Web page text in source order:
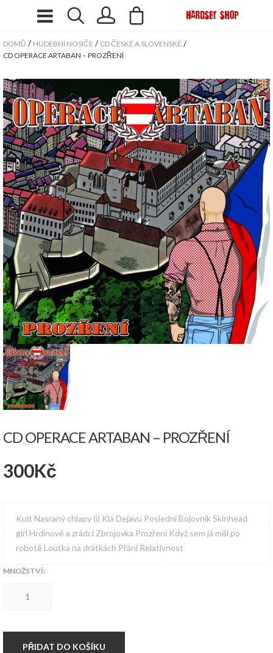
DOMŮ / HUDEBNÍ NOSIČE / CD ČESKÉ A SLOVENSKÉ /
CD OPERACE ARTABAN – PROZŘENÍ
CD OPERACE ARTABAN – PROZŘENÍ
300Kč
Kult Nasraný chlapy (i) Klá Dejavu Poslední Bojovník Skinhead
girl Hrdinové a zrádci Zbrojovka Prozření Když sem já měl po
robotě Loutka na drátkách Přání Relativnost
MNOŽSTVÍ:
Operace
Prozření
množstvíPŘIDAT DO KOŠÍKU